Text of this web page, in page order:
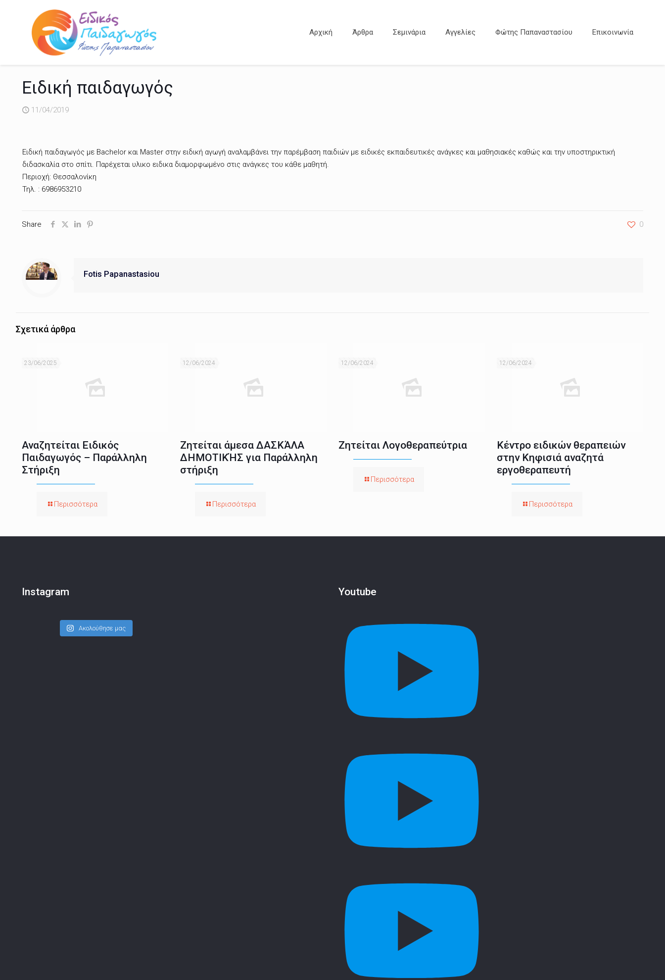
Αρχική Άρθρα Σεμινάρια Αγγελίες Φώτης Παπαναστασίου Επικοινωνία
Ειδική παιδαγωγός
11/04/2019
Ειδική παιδαγωγός με Bachelor και Master στην ειδική αγωγή αναλαμβάνει την παρέμβαση παιδιών με ειδικές εκπαιδευτικές ανάγκες και μαθησιακές καθώς και την υποστηρικτική
διδασκαλία στο σπίτι. Παρέχεται υλικο ειδικα διαμορφωμένο στις ανάγκες του κάθε μαθητή.
Περιοχή: Θεσσαλονίκη
Τηλ. : 6986953210
Share 0
Fotis Papanastasiou
Σχετικά άρθρα
23/06/2025
Αναζητείται Ειδικός
Παιδαγωγός – Παράλληλη
Στήριξη
Περισσότερα
12/06/2024
Ζητείται άμεσα ΔΑΣΚΆΛΑ
ΔΗΜΟΤΙΚΉΣ για Παράλληλη
στήριξη
Περισσότερα
12/06/2024
Ζητείται Λογοθεραπεύτρια
Περισσότερα
12/06/2024
Κέντρο ειδικών θεραπειών
στην Κηφισιά αναζητά
εργοθεραπευτή
Περισσότερα
Instagram
Ακολούθησε μας
Youtube